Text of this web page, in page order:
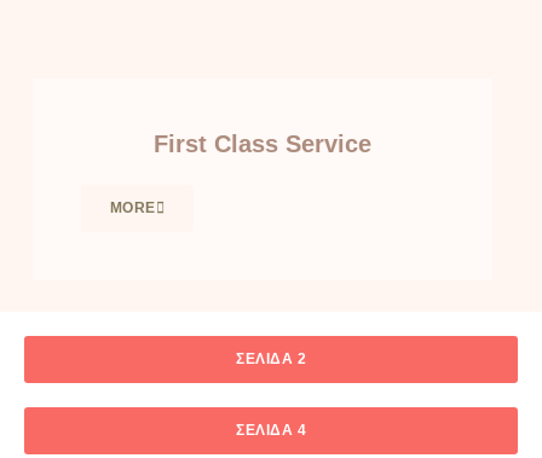
First Class Service
MORE
ΣΕΛΊΔΑ 2
ΣΕΛΊΔΑ 4